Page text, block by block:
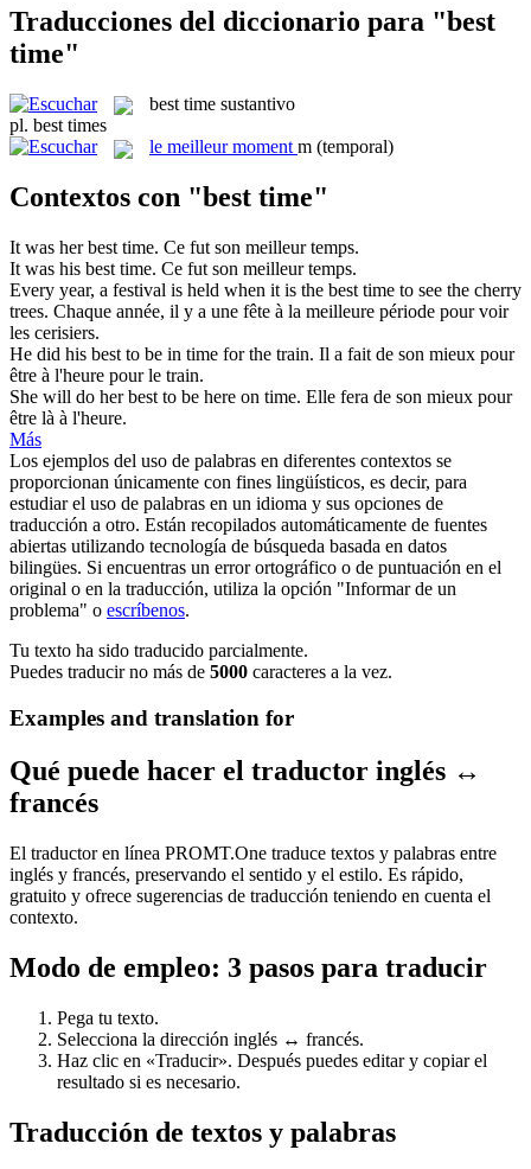
Traducciones del diccionario para "best
time"
best time sustantivo
pl. best times
le meilleur moment m (temporal)
Contextos con "best time"
It was herbest time. Ce fut son meilleur temps.
It was his best time. Ce fut son meilleur temps.
Every year, a festival is held when it is the best time to see the cherry
trees. Chaque année, il y a une fête à la meilleure période pour voir
les cerisiers.
He did his best to be in time for the train. Il a fait de son mieux pour
être à l'heure pour le train.
She will do herbest to be here on time. Elle fera de son mieux pour
être là à l'heure.
Más
Los ejemplos del uso de palabras en diferentes contextos se
proporcionan únicamente con fines lingüísticos, es decir, para
estudiar el uso de palabras en un idioma y sus opciones de
traducción a otro. Están recopilados automáticamente de fuentes
abiertas utilizando tecnología de búsqueda basada en datos
bilingües. Si encuentras un error ortográfico o de puntuación en el
original o en la traducción, utiliza la opción "Informar de un
problema" o escríbenos.
Tu texto ha sido traducido parcialmente.
Puedes traducir no más de 5000 caracteres a la vez.
Examples and translation for
Qué puede hacer el traductor inglés ↔
francés
El traductor en línea PROMT.One traduce textos y palabras entre
inglés y francés, preservando el sentido y el estilo. Es rápido,
gratuito y ofrece sugerencias de traducción teniendo en cuenta el
contexto.
Modo de empleo: 3 pasos para traducir
Pega tu texto.
Selecciona la dirección inglés ↔ francés.
Haz clic en «Traducir». Después puedes editar y copiar el
resultado si es necesario.
Traducción de textos y palabras